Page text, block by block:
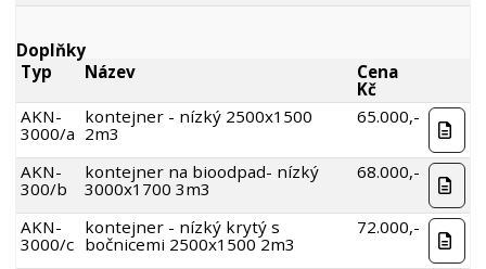
Doplňky
Typ
Název
Cena
Kč
AKN-
3000/a
kontejner - nízký 2500x1500
2m3
65.000,-
AKN-
300/b
kontejner na bioodpad- nízký
3000x1700 3m3
68.000,-
AKN-
3000/c
kontejner - nízký krytý s
bočnicemi 2500x1500 2m3
72.000,-